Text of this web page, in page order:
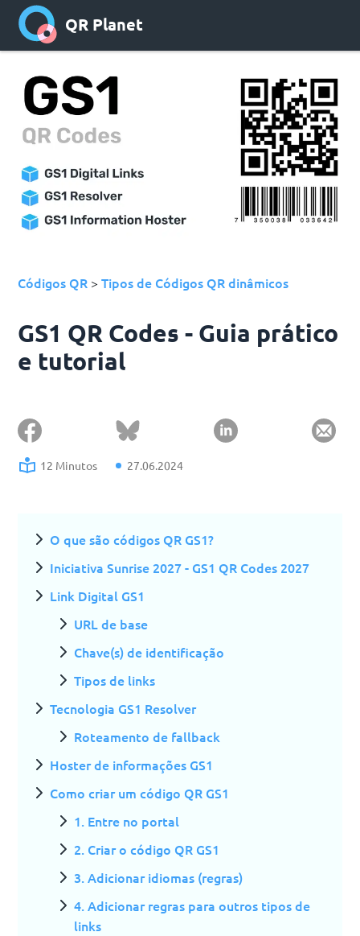
QR Planet
Códigos QR >Tipos de Códigos QR dinâmicos
GS1 QR Codes - Guia prático
e tutorial
12 Minutos 27.06.2024
O que são códigos QR GS1?
Iniciativa Sunrise 2027 - GS1 QR Codes 2027
Link Digital GS1
URL de base
Chave(s) de identificação
Tipos de links
Tecnologia GS1 Resolver
Roteamento de fallback
Hoster de informações GS1
Como criar um código QR GS1
1. Entre no portal
2. Criar o código QR GS1
3. Adicionar idiomas (regras)
4. Adicionar regras para outros tipos de
links